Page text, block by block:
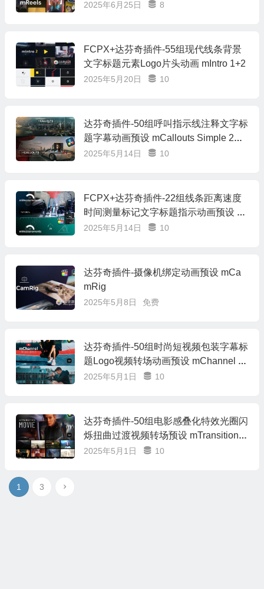
2025年6月25日 8
FCPX+达芬奇插件-55组现代线条背景
文字标题元素Logo片头动画 mIntro 1+2
2025年5月20日 10
达芬奇插件-50组呼叫指示线注释文字标
题字幕动画预设 mCallouts Simple 2
+中文字幕使用教程
2025年5月14日 10
FCPX+达芬奇插件-22组线条距离速度
时间测量标记文字标题指示动画预设 m
Measurements
2025年5月14日 10
达芬奇插件-摄像机绑定动画预设 mCa
mRig
2025年5月8日 免费
达芬奇插件-50组时尚短视频包装字幕标
题Logo视频转场动画预设 mChannel M
odern
2025年5月1日 10
达芬奇插件-50组电影感叠化特效光圈闪
烁扭曲过渡视频转场预设 mTransition
Movie
2025年5月1日 10
1 3